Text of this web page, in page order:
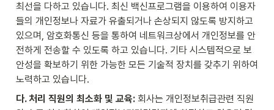
최선을 다하고 있습니다. 최신 백신프로그램을 이용하여 이용자
들의 개인정보나 자료가 유출되거나 손상되지 않도록 방지하고
있으며, 암호화통신 등을 통하여 네트워크상에서 개인정보를 안
전하게 전송할 수 있도록 하고 있습니다. 기타 시스템적으로 보
안성을 확보하기 위한 가능한 모든 기술적 장치를 갖추기 위하여
노력하고 있습니다.
다. 처리 직원의 최소화 및 교육: 회사는 개인정보취급관련 직원